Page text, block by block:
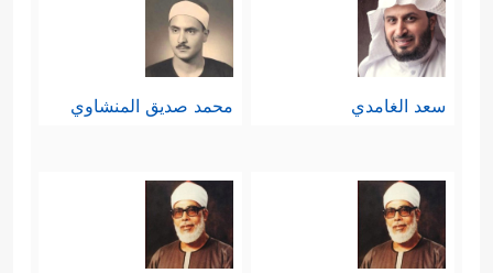
سعد الغامدي محمد صديق المنشاوي